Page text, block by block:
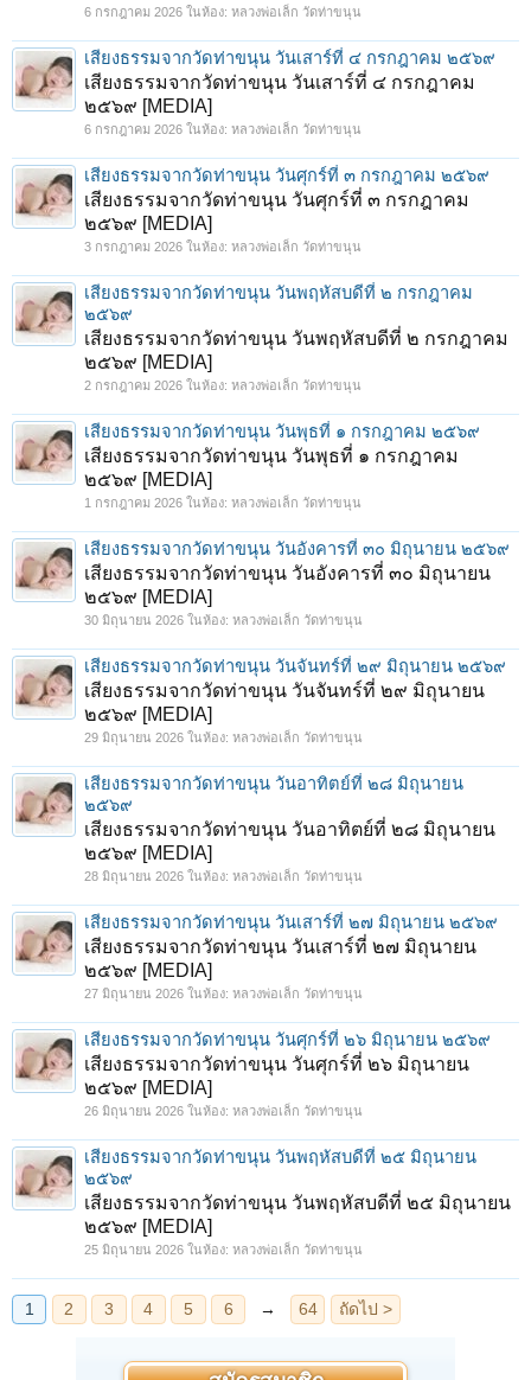
6 กรกฎาคม 2026 ในห้อง: หลวงพ่อเล็ก วัดท่าขนุน
เสียงธรรมจากวัดท่าขนุน วันเสาร์ที่ ๔ กรกฎาคม ๒๕๖๙
เสียงธรรมจากวัดท่าขนุน วันเสาร์ที่ ๔ กรกฎาคม
๒๕๖๙ [MEDIA]
6 กรกฎาคม 2026 ในห้อง: หลวงพ่อเล็ก วัดท่าขนุน
เสียงธรรมจากวัดท่าขนุน วันศุกร์ที่ ๓ กรกฎาคม ๒๕๖๙
เสียงธรรมจากวัดท่าขนุน วันศุกร์ที่ ๓ กรกฎาคม
๒๕๖๙ [MEDIA]
3 กรกฎาคม 2026 ในห้อง: หลวงพ่อเล็ก วัดท่าขนุน
เสียงธรรมจากวัดท่าขนุน วันพฤหัสบดีที่ ๒ กรกฎาคม
๒๕๖๙
เสียงธรรมจากวัดท่าขนุน วันพฤหัสบดีที่ ๒ กรกฎาคม
๒๕๖๙ [MEDIA]
2 กรกฎาคม 2026 ในห้อง: หลวงพ่อเล็ก วัดท่าขนุน
เสียงธรรมจากวัดท่าขนุน วันพุธที่ ๑ กรกฎาคม ๒๕๖๙
เสียงธรรมจากวัดท่าขนุน วันพุธที่ ๑ กรกฎาคม
๒๕๖๙ [MEDIA]
1 กรกฎาคม 2026 ในห้อง: หลวงพ่อเล็ก วัดท่าขนุน
เสียงธรรมจากวัดท่าขนุน วันอังคารที่ ๓๐ มิถุนายน ๒๕๖๙
เสียงธรรมจากวัดท่าขนุน วันอังคารที่ ๓๐ มิถุนายน
๒๕๖๙ [MEDIA]
30 มิถุนายน 2026 ในห้อง: หลวงพ่อเล็ก วัดท่าขนุน
เสียงธรรมจากวัดท่าขนุน วันจันทร์ที่ ๒๙ มิถุนายน ๒๕๖๙
เสียงธรรมจากวัดท่าขนุน วันจันทร์ที่ ๒๙ มิถุนายน
๒๕๖๙ [MEDIA]
29 มิถุนายน 2026 ในห้อง: หลวงพ่อเล็ก วัดท่าขนุน
เสียงธรรมจากวัดท่าขนุน วันอาทิตย์ที่ ๒๘ มิถุนายน
๒๕๖๙
เสียงธรรมจากวัดท่าขนุน วันอาทิตย์ที่ ๒๘ มิถุนายน
๒๕๖๙ [MEDIA]
28 มิถุนายน 2026 ในห้อง: หลวงพ่อเล็ก วัดท่าขนุน
เสียงธรรมจากวัดท่าขนุน วันเสาร์ที่ ๒๗ มิถุนายน ๒๕๖๙
เสียงธรรมจากวัดท่าขนุน วันเสาร์ที่ ๒๗ มิถุนายน
๒๕๖๙ [MEDIA]
27 มิถุนายน 2026 ในห้อง: หลวงพ่อเล็ก วัดท่าขนุน
เสียงธรรมจากวัดท่าขนุน วันศุกร์ที่ ๒๖ มิถุนายน ๒๕๖๙
เสียงธรรมจากวัดท่าขนุน วันศุกร์ที่ ๒๖ มิถุนายน
๒๕๖๙ [MEDIA]
26 มิถุนายน 2026 ในห้อง: หลวงพ่อเล็ก วัดท่าขนุน
เสียงธรรมจากวัดท่าขนุน วันพฤหัสบดีที่ ๒๕ มิถุนายน
๒๕๖๙
เสียงธรรมจากวัดท่าขนุน วันพฤหัสบดีที่ ๒๕ มิถุนายน
๒๕๖๙ [MEDIA]
25 มิถุนายน 2026 ในห้อง: หลวงพ่อเล็ก วัดท่าขนุน